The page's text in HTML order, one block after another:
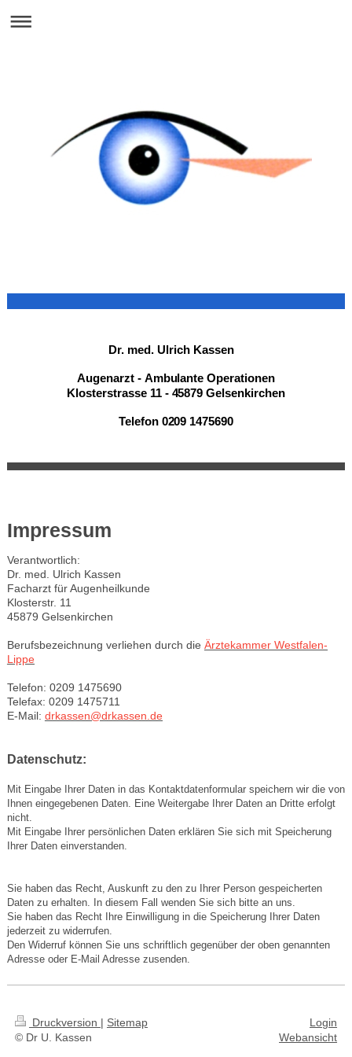
Dr. med. Ulrich Kassen
Augenarzt - Ambulante Operationen
Klosterstrasse 11 - 45879 Gelsenkirchen
Telefon 0209 1475690
Impressum
Verantwortlich:
Dr. med. Ulrich Kassen
Facharzt für Augenheilkunde
Klosterstr. 11
45879 Gelsenkirchen
Berufsbezeichnung verliehen durch die Ärztekammer Westfalen-
Lippe
Telefon: 0209 1475690
Telefax: 0209 1475711
E-Mail: drkassen@drkassen.de
Datenschutz:
Mit Eingabe Ihrer Daten in das Kontaktdatenformular speichern wir die von
Ihnen eingegebenen Daten. Eine Weitergabe Ihrer Daten an Dritte erfolgt
nicht.
Mit Eingabe Ihrer persönlichen Daten erklären Sie sich mit Speicherung
Ihrer Daten einverstanden.
Sie haben das Recht, Auskunft zu den zu Ihrer Person gespeicherten
Daten zu erhalten. In diesem Fall wenden Sie sich bitte an uns.
Sie haben das Recht Ihre Einwilligung in die Speicherung Ihrer Daten
jederzeit zu widerrufen.
Den Widerruf können Sie uns schriftlich gegenüber der oben genannten
Adresse oder E-Mail Adresse zusenden.
Druckversion | Sitemap
© Dr U. Kassen
Login
Webansicht